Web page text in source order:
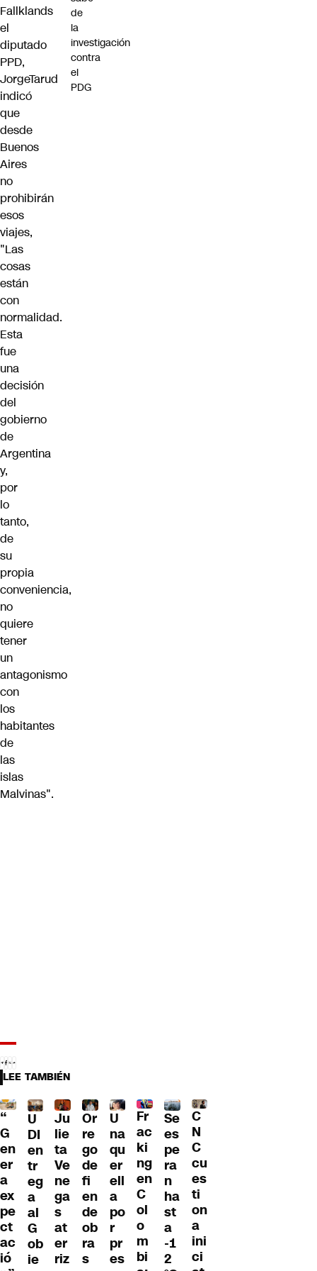
Fallklands
el
diputado
PPD,
JorgeTarud
indicó
que
desde
Buenos
Aires
no
prohibirán
esos
viajes,
"Las
cosas
están
con
normalidad.
Esta
fue
una
decisión
del
gobierno
de
Argentina
y,
por
lo
tanto,
de
su
propia
conveniencia,
no
quiere
tener
un
antagonismo
con
los
habitantes
de
las
islas
Malvinas".
de
la
investigación
contra
el
PDG
LEE TAMBIÉN
“
G
en
er
a
ex
pe
ct
ac
ió
U
DI
en
tr
eg
a
al
G
ob
ie
Ju
lie
ta
Ve
ne
ga
s
at
er
riz
Or
re
go
de
fi
en
de
ob
ra
s
U
na
qu
er
ell
a
po
r
pr
es
Fr
ac
ki
ng
en
C
ol
o
m
bi
Se
es
pe
ra
n
ha
st
a
-1
2
C
N
C
cu
es
ti
on
a
ini
ci